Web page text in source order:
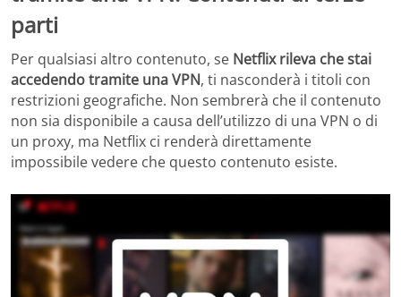
parti
Per qualsiasi altro contenuto, se Netflix rileva che stai
accedendo tramite una VPN, ti nasconderà i titoli con
restrizioni geografiche. Non sembrerà che il contenuto
non sia disponibile a causa dell’utilizzo di una VPN o di
un proxy, ma Netflix ci renderà direttamente
impossibile vedere che questo contenuto esiste.